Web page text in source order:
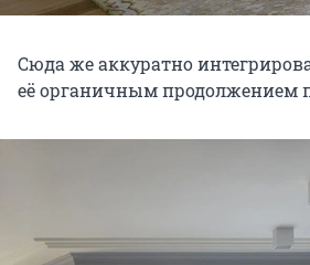
Сюда же аккуратно
её органичным продолжением